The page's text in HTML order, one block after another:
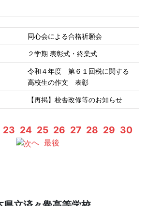
同心会による合格祈願会
２学期 表彰式・終業式
令和４年度 第６１回税に関する
高校生の作文 表彰
【再掲】校舎改修等のお知らせ
23 24 25 26 27 28 29 30
へ 最後